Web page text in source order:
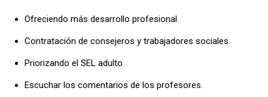
Ofreciendo más desarrollo profesional
Contratación de consejeros y trabajadores sociales.
Priorizando el SEL adulto
Escuchar los comentarios de los profesores.